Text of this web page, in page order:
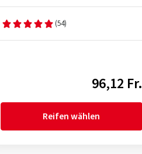
(54)
96,12 Fr.
Reifen wählen